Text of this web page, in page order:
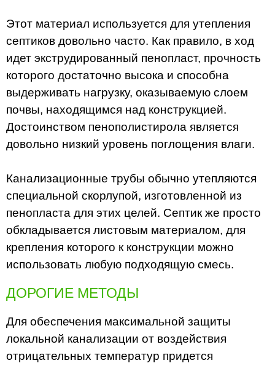
Этот материал используется для утепления
септиков довольно часто. Как правило, в ход
идет экструдированный пенопласт, прочность
которого достаточно высока и способна
выдерживать нагрузку, оказываемую слоем
почвы, находящимся над конструкцией.
Достоинством пенополистирола является
довольно низкий уровень поглощения влаги.
Канализационные трубы обычно утепляются
специальной скорлупой, изготовленной из
пенопласта для этих целей. Септик же просто
обкладывается листовым материалом, для
крепления которого к конструкции можно
использовать любую подходящую смесь.
ДОРОГИЕ МЕТОДЫ
Для обеспечения максимальной защиты
локальной канализации от воздействия
отрицательных температур придется